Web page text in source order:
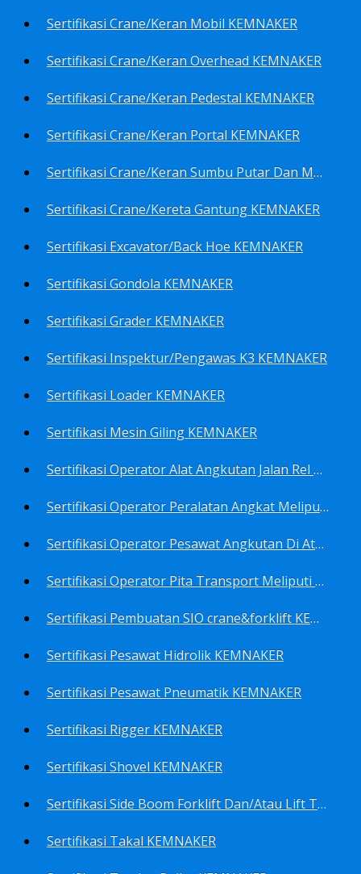
Sertifikasi Crane/Keran Mobil KEMNAKER
Sertifikasi Crane/Keran Overhead KEMNAKER
Sertifikasi Crane/Keran Pedestal KEMNAKER
Sertifikasi Crane/Keran Portal KEMNAKER
Sertifikasi Crane/Keran Sumbu Putar Dan Mesin Pancang KEMNAKER
Sertifikasi Crane/Kereta Gantung KEMNAKER
Sertifikasi Excavator/Back Hoe KEMNAKER
Sertifikasi Gondola KEMNAKER
Sertifikasi Grader KEMNAKER
Sertifikasi Inspektur/Pengawas K3 KEMNAKER
Sertifikasi Loader KEMNAKER
Sertifikasi Mesin Giling KEMNAKER
Sertifikasi Operator Alat Angkutan Jalan Rel Meliputi Operator Lokomotif Dan Lori KEMNAKER
Sertifikasi Operator Peralatan Angkat Meliputi Operator Dongkrak Mekanik (Lier) KEMNAKER
Sertifikasi Operator Pesawat Angkutan Di Atas Landasan Dan Di Atas Permukaan Meliputi Antara Lain Operator: Dump Truk KEMNAKER
Sertifikasi Operator Pita Transport Meliputi Operator Eskalator KEMNAKER
Sertifikasi Pembuatan SIO crane&forklift KEMNAKER
Sertifikasi Pesawat Hidrolik KEMNAKER
Sertifikasi Pesawat Pneumatik KEMNAKER
Sertifikasi Rigger KEMNAKER
Sertifikasi Shovel KEMNAKER
Sertifikasi Side Boom Forklift Dan/Atau Lift Truk KEMNAKER
Sertifikasi Takal KEMNAKER